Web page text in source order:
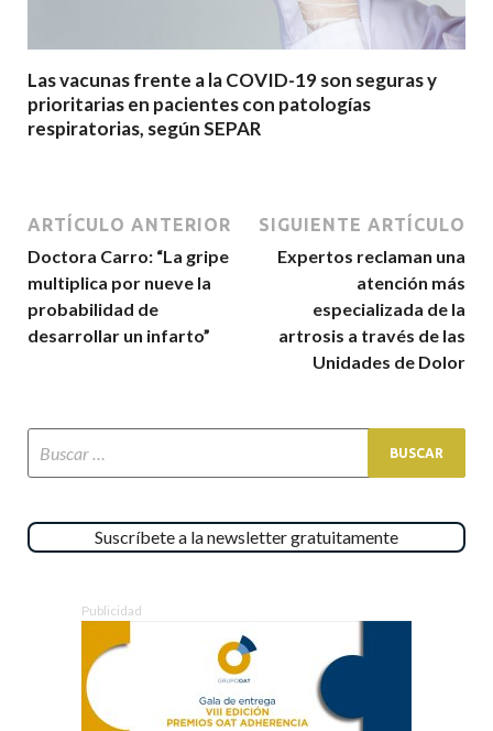
Las vacunas frente a la COVID-19 son seguras y
prioritarias en pacientes con patologías
respiratorias, según SEPAR
ARTÍCULO ANTERIOR
Doctora Carro: “La gripe
multiplica por nueve la
probabilidad de
desarrollar un infarto”
SIGUIENTE ARTÍCULO
Expertos reclaman una
atención más
especializada de la
artrosis a través de las
Unidades de Dolor
Suscríbete a la newsletter gratuitamente
Publicidad